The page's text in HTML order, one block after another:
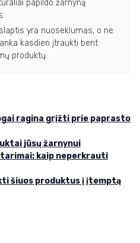
papildo žarnyną
yra nuoseklumas, o ne
kasdien įtraukti bent
produktų.
ragina grįžti prie paprasto
jūsų žarnynui
kaip neperkrauti
šiuos produktus į įtemptą